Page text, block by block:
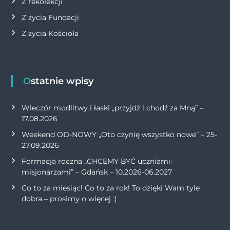
Z życia Fundacji
Z życia Kościoła
Ostatnie wpisy
Wieczór modlitwy i łaski „przyjdź i chodź za Mną” –
17.08.2026
Weekend OD-NOWY „Oto czynię wszystko nowe” – 25-
27.09.2026
Formacja roczna „CHCEMY BYĆ uczniami-
misjonarzami” – Gdańsk – 10.2026-06.2027
Co to za miesiąc! Co to za rok! To dzięki Wam tyle
dobra – prosimy o więcej :)